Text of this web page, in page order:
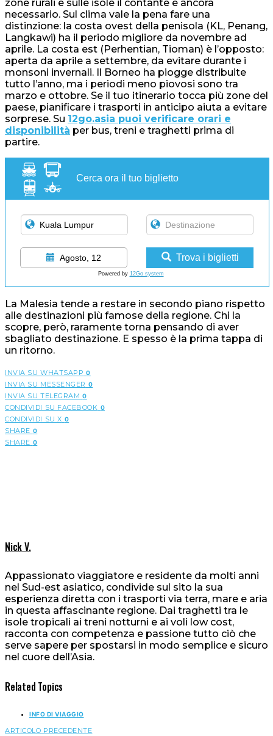
zone rurali e sulle isole il contante è ancora
necessario. Sul clima vale la pena fare una
distinzione: la costa ovest della penisola (KL, Penang,
Langkawi) ha il periodo migliore da novembre ad
aprile. La costa est (Perhentian, Tioman) è l’opposto:
aperta da aprile a settembre, da evitare durante i
monsoni invernali. Il Borneo ha piogge distribuite
tutto l’anno, ma i periodi meno piovosi sono tra
marzo e ottobre. Se il tuo itinerario tocca più zone del
paese, pianificare i trasporti in anticipo aiuta a evitare
sorprese. Su 12go.asia puoi verificare orari e
disponibilità per bus, treni e traghetti prima di
partire.
Cerca ora il tuo biglietto
Agosto, 12 Trova i biglietti
Powered by 12Go system
La Malesia tende a restare in secondo piano rispetto
alle destinazioni più famose della regione. Chi la
scopre, però, raramente torna pensando di aver
sbagliato destinazione. E spesso è la prima tappa di
un ritorno.
INVIA SU WHATSAPP 0
INVIA SU MESSENGER 0
INVIA SU TELEGRAM 0
CONDIVIDI SU FACEBOOK 0
CONDIVIDI SU X 0
SHARE 0
SHARE 0
Nick V.
Appassionato viaggiatore e residente da molti anni
nel Sud-est asiatico, condivide sul sito la sua
esperienza diretta con i trasporti via terra, mare e aria
in questa affascinante regione. Dai traghetti tra le
isole tropicali ai treni notturni e ai voli low cost,
racconta con competenza e passione tutto ciò che
serve sapere per spostarsi in modo semplice e sicuro
nel cuore dell’Asia.
Related Topics
INFO DI VIAGGIO
ARTICOLO PRECEDENTE